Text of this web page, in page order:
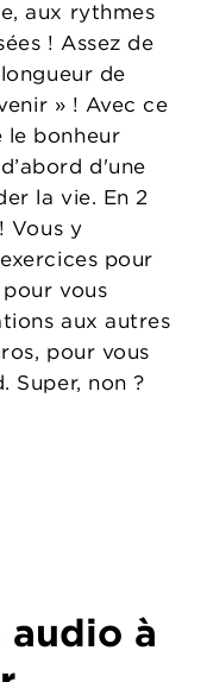
aux rythmes
! Assez de
de
» ! Avec ce
le bonheur
d'une
la vie. En 2
Vous y
pour
vous
aux autres
pour vous
Super, non ?
audio à